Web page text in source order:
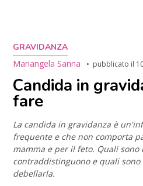
GRAVIDANZA
Mariangela Sanna
pubblicato il
Candida in
fare
La candida in gravidanza è
frequente e che non comporta
mamma e per il feto. Quali sono
contraddistinguono e quali
debellarla.